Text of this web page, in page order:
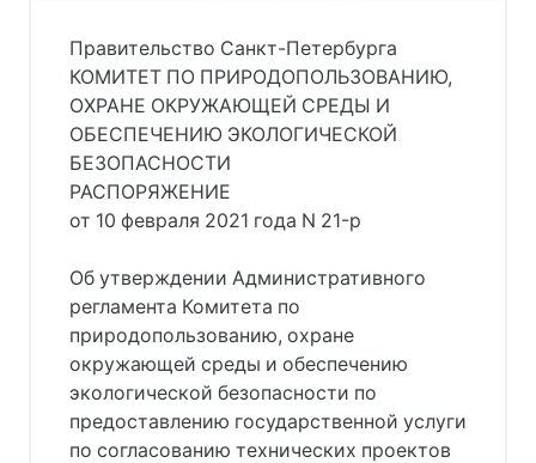
Правительство Санкт-Петербурга
КОМИТЕТ ПО ПРИРОДОПОЛЬЗОВАНИЮ,
ОХРАНЕ ОКРУЖАЮЩЕЙ СРЕДЫ И
ОБЕСПЕЧЕНИЮ ЭКОЛОГИЧЕСКОЙ
БЕЗОПАСНОСТИ
РАСПОРЯЖЕНИЕ
от 10 февраля 2021 года N 21-р
Об утверждении Административного
регламента Комитета по
природопользованию, охране
окружающей среды и обеспечению
экологической безопасности по
предоставлению государственной услуги
по согласованию технических проектов